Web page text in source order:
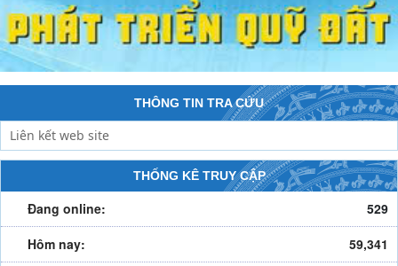
THÔNG TIN TRA CỨU
THỐNG KÊ TRUY CẬP
Đang online:
529
Hôm nay:
59,341